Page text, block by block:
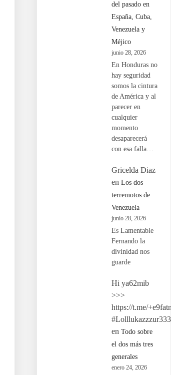
del pasado en
España, Cuba,
Venezuela y
Méjico
junio 28, 2026
En Honduras no
hay seguridad
somos la cintura
de América y al
parecer en
cualquier
momento
desaparecerá
con esa falla…
Gricelda Diaz
enLos dos
terremotos de
Venezuela
junio 28, 2026
Es Lamentable
Fernando la
divinidad nos
guarde
Hi ya62mib
>>>
https://t.me/
#Lolllukazzzur333
enTodo sobre
el dos más tres
generales
enero 24, 2026